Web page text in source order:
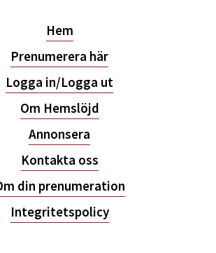
Hem
Prenumerera här
Logga in/Logga ut
Om Hemslöjd
Annonsera
Kontakta oss
din prenumeration
Integritetspolicy